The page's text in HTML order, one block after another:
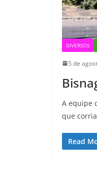
DIVERSOS
5 de
A equipe
que corria
Read